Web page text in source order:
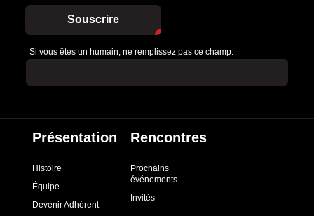
Souscrire
Si vous êtes un humain, ne remplissez pas ce champ.
Présentation
Histoire
Équipe
Devenir Adhérent
Rencontres
Prochains
événements
Invités